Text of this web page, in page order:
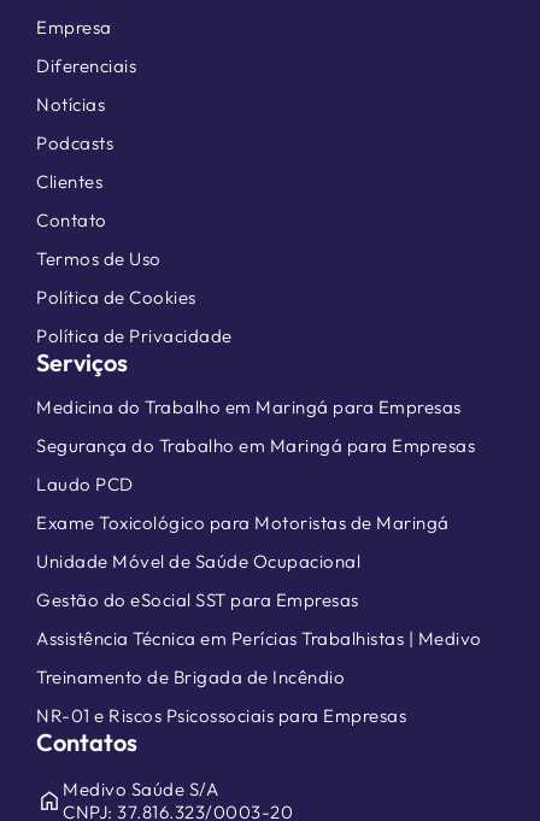
Empresa
Diferenciais
Notícias
Podcasts
Clientes
Contato
Termos de Uso
Política de Cookies
Política de Privacidade
Serviços
Medicina do Trabalho em Maringá para Empresas
Segurança do Trabalho em Maringá para Empresas
Laudo PCD
Exame Toxicológico para Motoristas de Maringá
Unidade Móvel de Saúde Ocupacional
Gestão do eSocial SST para Empresas
Assistência Técnica em Perícias Trabalhistas | Medivo
Treinamento de Brigada de Incêndio
NR-01 e Riscos Psicossociais para Empresas
Contatos
home Medivo Saúde S/A
CNPJ: 37.816.323/0003-20